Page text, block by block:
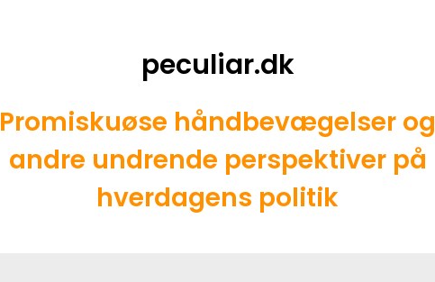
peculiar.dk
Promiskuøse håndbevægelser og
andre undrende perspektiver på
hverdagens politik